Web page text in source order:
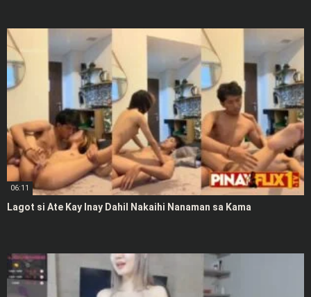
06:11
Lagot si Ate Kay Inay Dahil Nakaihi Nanaman sa Kama